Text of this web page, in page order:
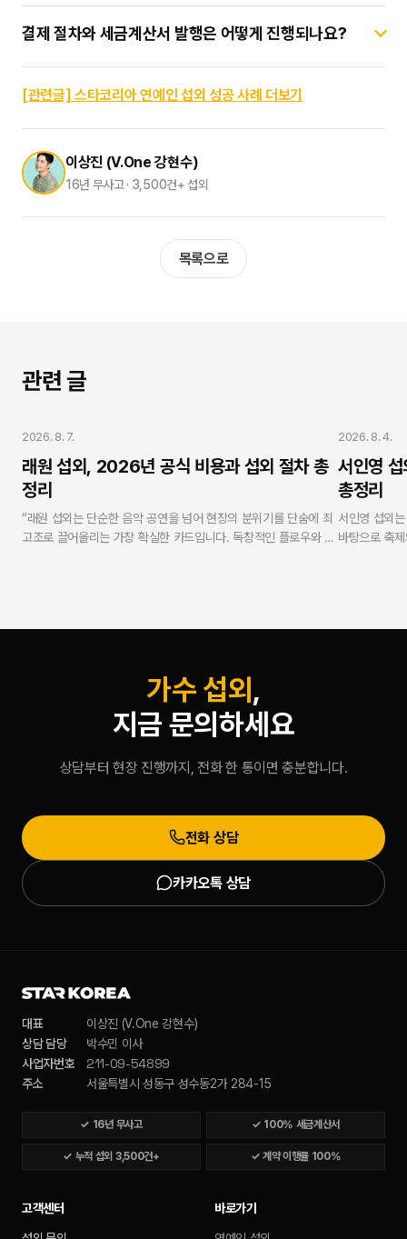
끌어올립니다.
네, 물론 가능합니다. 특히 국악기가 섞인 트로트 라이브의 경우
음향 시스템의 퀄리티가 공연의 질을 크게 좌우합니다.
디렉팅을 지원하여 완벽한 라이브 환경을 구축해 드립니다.
결제 절차와 세금계산서 발행은 어떻게 진행되나요?
모든 결제는 100% 투명하게 진행됩니다. 계약금과 잔금으로
나누어 지정된 기일 내에 처리되며, 기업 및 관공서의 회계 규정에
[관련글] 스타코리아 연예인 섭외 성공 사례 더보기
이상진 (V.One 강현수)
16년 무사고 · 3,500건+ 섭외
목록으로
관련 글
2026. 8. 7.
래원 섭외, 2026년 공식 비용과 섭외 절차 총
정리
“래원 섭외는 단순한 음악 공연을 넘어 현장의 분위기를 단숨에 최
고조로 끌어올리는 가장 확실한 카드입니다. 독창적인 플로우와 독
— V.One 강현수 대표 (스타코리아)
2026. 8. 4.
서인영
총정리
서인영 섭외
바탕으로 축
가수 섭외 ,
지금 문의하세요
상담부터 현장 진행까지, 전화 한 통이면 충분합니다.
전화 상담
카카오톡 상담
대표
이상진 (V.One 강현수)
상담 담당
박수민 이사
사업자번호
211-09-54899
주소 서울특별시 성동구 성수동2가 284-15
✓ 16년 무사고 ✓ 100% 세금계산서
✓ 누적 섭외 3,500건+ ✓ 계약 이행률 100%
고객센터 바로가기